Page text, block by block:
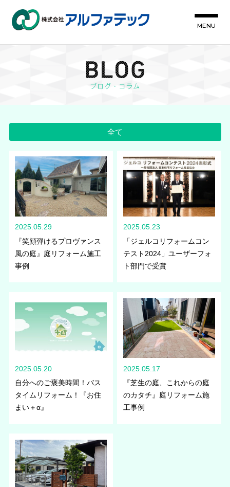
MENU
全て
2025.05.29
『笑顔弾けるプロヴァンス
風の庭』庭リフォーム施工
事例
2025.05.23
「ジェルコリフォームコン
テスト2024」ユーザーフォ
ト部門で受賞
2025.05.20
自分へのご褒美時間！バス
タイムリフォーム！『お住
まい＋α』
2025.05.17
『芝生の庭、これからの庭
のカタチ』庭リフォーム施
工事例